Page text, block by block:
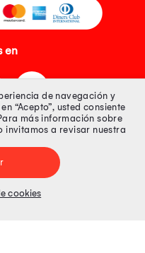
en
Todos los derechos
Precios online publicados
de navegación y
“Acepto”, usted consiente
más información sobre
invitamos a revisar nuestra
cookies